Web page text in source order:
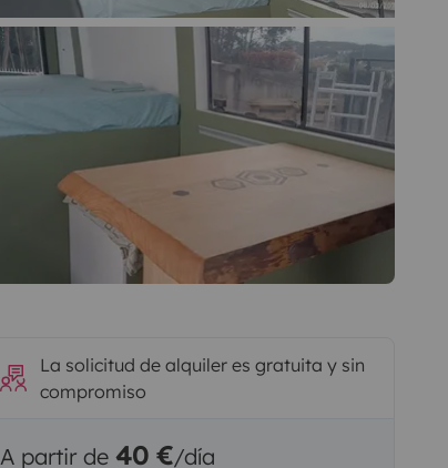
La solicitud de alquiler es gratuita y sin
compromiso
A partir de 40 €/día